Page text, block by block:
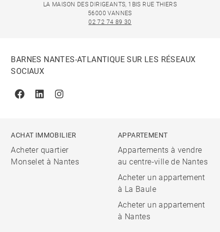
LA MAISON DES DIRIGEANTS, 1BIS RUE THIERS
56000 VANNES
02 72 74 89 30
BARNES NANTES-ATLANTIQUE SUR LES RÉSEAUX
SOCIAUX
FacebookLinkedinInstagram
ACHAT IMMOBILIER
Acheter quartier
Monselet à Nantes
APPARTEMENT
Appartements à vendre
au centre-ville de Nantes
Acheter un appartement
à La Baule
Acheter un appartement
à Nantes